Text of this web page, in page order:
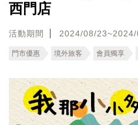
西門店
活動期間 2024/08/23~2024/
門市優惠 境外旅客 會員獨享